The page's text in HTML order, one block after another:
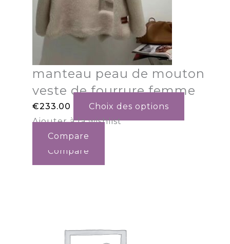
manteau peau de mouton
veste de fourrure femme
€233.00
Choix des options
Ajouter à la wishlist
Compare
Compare